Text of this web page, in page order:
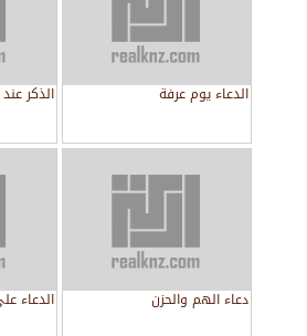
الدعاء يوم عرفة الذكر
دعاء الهم والحزن الدعاء